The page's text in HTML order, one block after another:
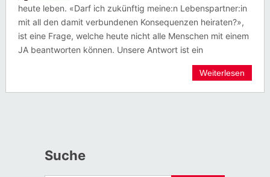
heute leben. «Darf ich zukünftig meine:n Lebenspartner:in
mit all den damit verbundenen Konsequenzen heiraten?»,
ist eine Frage, welche heute nicht alle Menschen mit einem
JA beantworten können. Unsere Antwort ist ein
Weiterlesen
Suche